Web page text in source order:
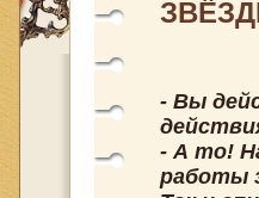
- Вы
- А то!
работы